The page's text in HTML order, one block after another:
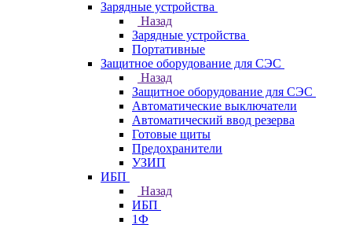
Зарядные устройства
Назад
Зарядные устройства
Портативные
Защитное оборудование для СЭС
Назад
Защитное оборудование для СЭС
Автоматические выключатели
Автоматический ввод резерва
Готовые щиты
Предохранители
УЗИП
ИБП
Назад
ИБП
1Ф